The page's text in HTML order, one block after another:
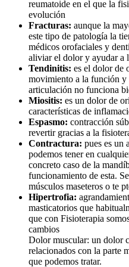
reumatoide en el que la
evolución
Fracturas: aunque la
este tipo de patología la
médicos orofaciales y
aliviar el dolor y ayudar a
Tendinitis: es el dolor de
movimiento a la función y
articulación no funciona
Miositis: es un dolor de
características de
Espasmo: contracción
revertir gracias a la
Contractura: pues es un
podemos tener en
concreto caso de la
funcionamiento de esta.
músculos maseteros o te
Hipertrofia:
masticatorios que
que con Fisioterapia
cambios
Dolor muscular: un dolor
relacionados con la parte
que podemos tratar.